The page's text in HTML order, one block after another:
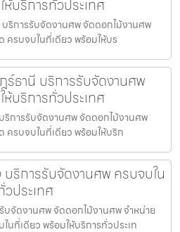
บริการทั่วประเทศ
ริการรับจัดงานศพ จัดดอกไม้งานศพ
ครบจบในที่เดียว พร้อมให้บร
ร์ธานี บริการรับจัดงานศพ
บริการทั่วประเทศ
ริการรับจัดงานศพ จัดดอกไม้งานศพ
ครบจบในที่เดียว พร้อมให้บริก
บริการรับจัดงานศพ ครบจบใน
ประเทศ
บจัดงานศพ จัดดอกไม้งานศพ จำหน่าย
นที่เดียว พร้อมให้บริการทั่วประเท